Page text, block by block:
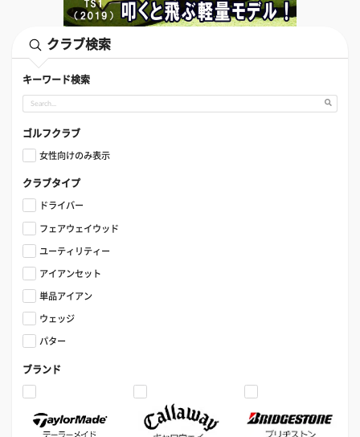
クラブ検索
キーワード検索
ゴルフクラブ
女性向けのみ表示
クラブタイプ
ドライバー
フェアウェイウッド
ユーティリティー
アイアンセット
単品アイアン
ウェッジ
パター
ブランド